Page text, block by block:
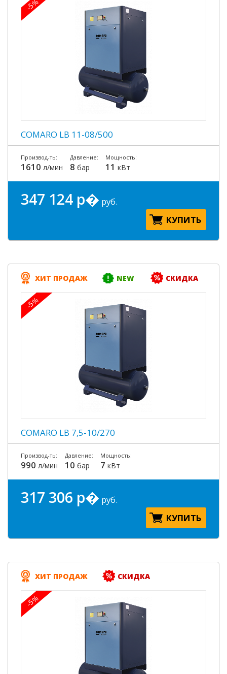
-5%
COMARO LB 11-08/500
Производ-ть:
1610 л/мин
Давление:
8 бар
Мощность:
11 кВт
347 124 р� руб.
КУПИТЬ
ХИТ ПРОДАЖ NEW СКИДКА
-5%
COMARO LB 7,5-10/270
Производ-ть:
990 л/мин
Давление:
10 бар
Мощность:
7 кВт
317 306 р� руб.
КУПИТЬ
ХИТ ПРОДАЖ СКИДКА
-5%